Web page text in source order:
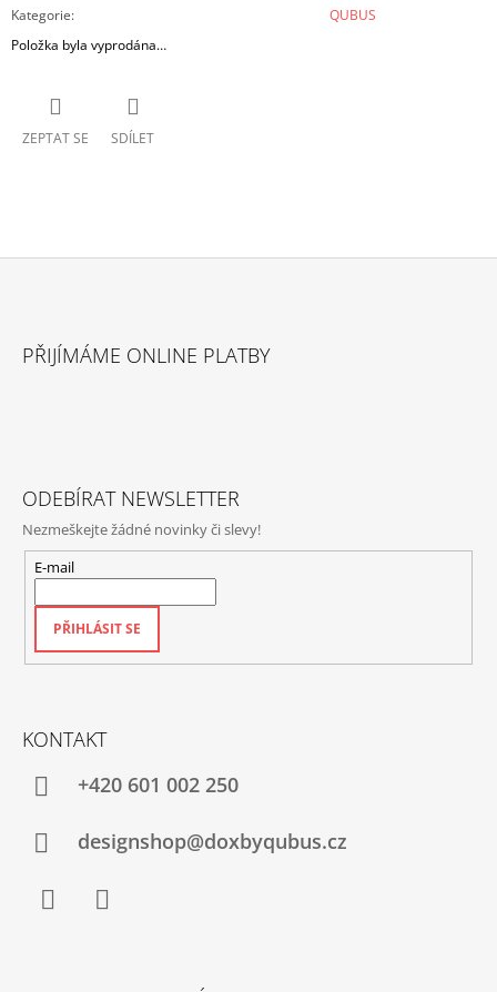
Kategorie:
QUBUS
Položka byla vyprodána…
ZEPTAT SE SDÍLET
PŘIJÍMÁME ONLINE PLATBY
ODEBÍRAT NEWSLETTER
Nezmeškejte žádné novinky či slevy!
E-mail
PŘIHLÁSIT SE
KONTAKT
+420‭ 601 002 250
designshop@doxbyqubus.cz